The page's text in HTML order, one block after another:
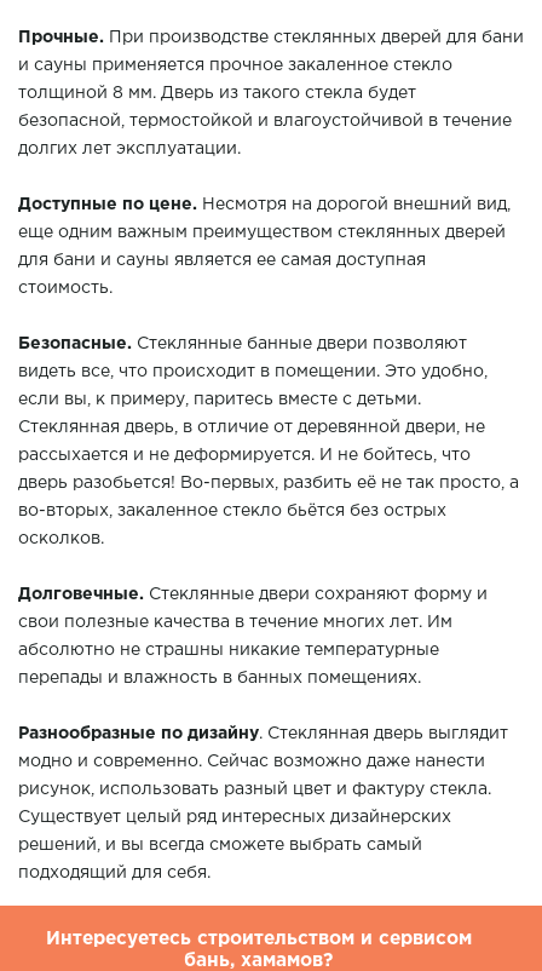
Прочные. При производстве стеклянных дверей для бани
и сауны применяется прочное закаленное стекло
толщиной 8 мм. Дверь из такого стекла будет
безопасной, термостойкой и влагоустойчивой в течение
долгих лет эксплуатации.
Доступные по цене. Несмотря на дорогой внешний вид,
еще одним важным преимуществом стеклянных дверей
для бани и сауны является ее самая доступная
стоимость.
Безопасные. Стеклянные банные двери позволяют
видеть все, что происходит в помещении. Это удобно,
если вы, к примеру, паритесь вместе с детьми.
Стеклянная дверь, в отличие от деревянной двери, не
рассыхается и не деформируется. И не бойтесь, что
дверь разобьется! Во-первых, разбить её не так просто, а
во-вторых, закаленное стекло бьётся без острых
осколков.
Долговечные. Стеклянные двери сохраняют форму и
свои полезные качества в течение многих лет. Им
абсолютно не страшны никакие температурные
перепады и влажность в банных помещениях.
Разнообразные по дизайну. Стеклянная дверь выглядит
модно и современно. Сейчас возможно даже нанести
рисунок, использовать разный цвет и фактуру стекла.
Существует целый ряд интересных дизайнерских
решений, и вы всегда сможете выбрать самый
подходящий для себя.
Интересуетесь строительством и сервисом
бань, хамамов?